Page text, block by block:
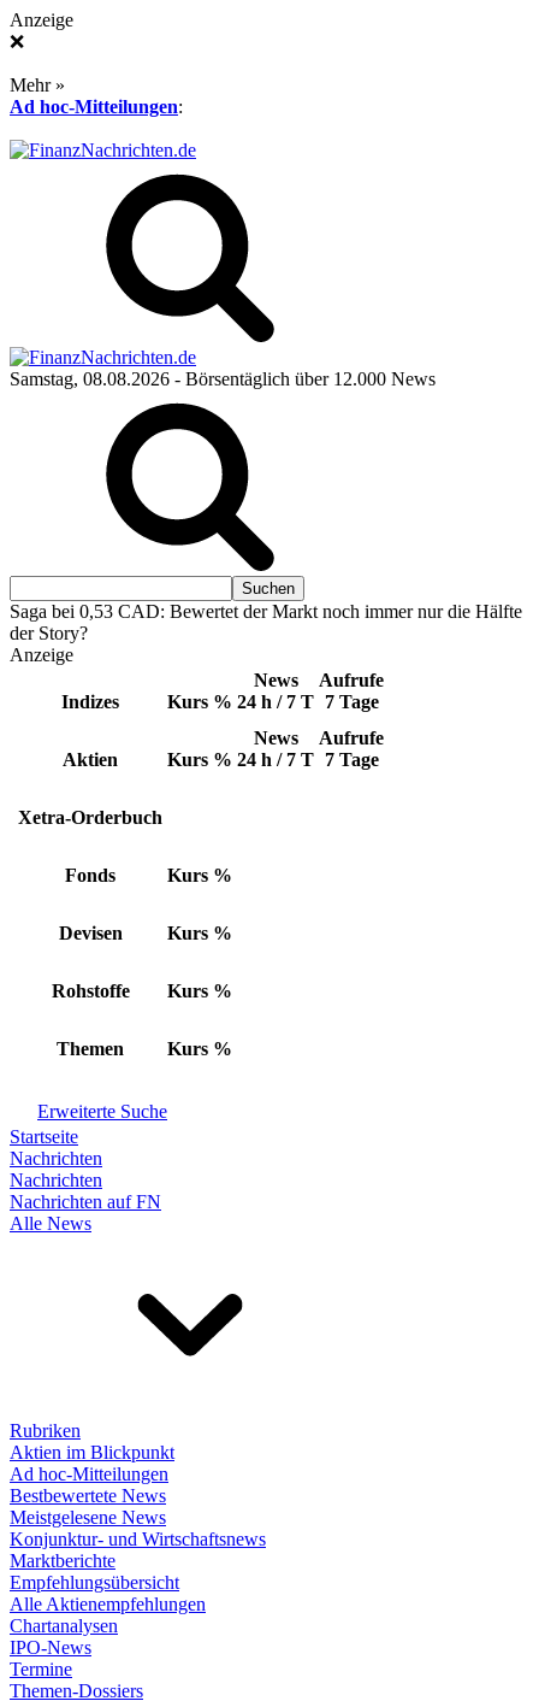
Anzeige
❌
Mehr »
Ad hoc-Mitteilungen:
Samstag, 08.08.2026 - Börsentäglich über 12.000 News
Saga bei 0,53 CAD: Bewertet der Markt noch immer nur die Hälfte
der Story?
Anzeige
Indizes Kurs %
News
24 h / 7 T
Aufrufe
7 Tage
Aktien Kurs %
News
24 h / 7 T
Aufrufe
7 Tage
Xetra-Orderbuch
Fonds Kurs %
Devisen Kurs %
Rohstoffe Kurs %
Themen Kurs %
Erweiterte Suche
Startseite
Nachrichten
Nachrichten
Nachrichten auf FN
Alle News
Rubriken
Aktien im Blickpunkt
Ad hoc-Mitteilungen
Bestbewertete News
Meistgelesene News
Konjunktur- und Wirtschaftsnews
Marktberichte
Empfehlungsübersicht
Alle Aktienempfehlungen
Chartanalysen
IPO-News
Termine
Themen-Dossiers